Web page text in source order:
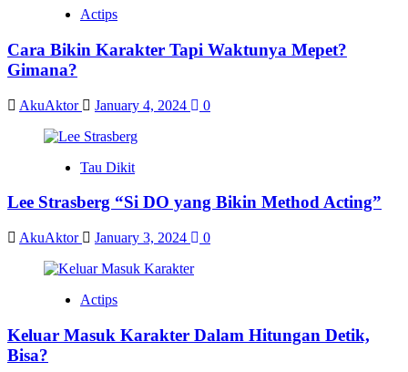
Actips
Cara Bikin Karakter Tapi Waktunya Mepet?
Gimana?
AkuAktor January 4, 2024 0
Tau Dikit
Lee Strasberg “Si DO yang Bikin Method Acting”
AkuAktor January 3, 2024 0
Actips
Keluar Masuk Karakter Dalam Hitungan Detik,
Bisa?